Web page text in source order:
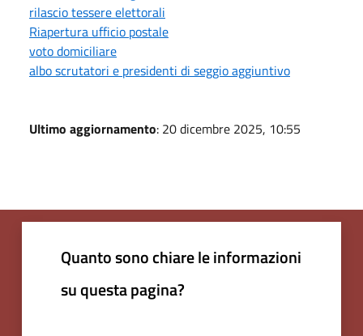
rilascio tessere elettorali
Riapertura ufficio postale
voto domiciliare
albo scrutatori e presidenti di seggio aggiuntivo
Ultimo aggiornamento: 20 dicembre 2025, 10:55
Quanto sono chiare le informazioni
su questa pagina?